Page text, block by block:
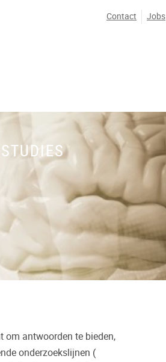
Contact Jobs
om antwoorden te bieden,
onderzoekslijnen (